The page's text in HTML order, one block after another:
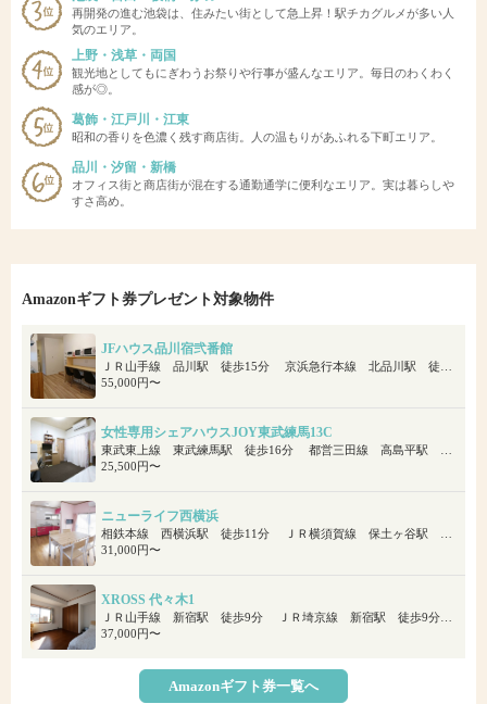
再開発の進む池袋は、住みたい街として急上昇！駅チカグルメが多い人
気のエリア。
上野・浅草・両国
観光地としてもにぎわうお祭りや行事が盛んなエリア。毎日のわくわく
感が◎。
葛飾・江戸川・江東
昭和の香りを色濃く残す商店街。人の温もりがあふれる下町エリア。
品川・汐留・新橋
オフィス街と商店街が混在する通勤通学に便利なエリア。実は暮らしや
すさ高め。
Amazonギフト券プレゼント対象物件
JFハウス品川宿弐番館
55,000円〜
女性専用シェアハウスJOY東武練馬13C
25,500円〜
ニューライフ西横浜
31,000円〜
XROSS 代々木1
37,000円〜
Amazonギフト券一覧へ